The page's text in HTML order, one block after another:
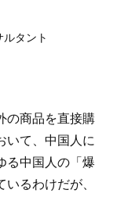
タント
の商品を直接購
いて、中国人に
る中国人の「爆
るわけだが、